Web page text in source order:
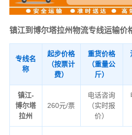
镇江到博尔塔拉州物流专线运输价
专线名
称
起步价格
（按票计
费）
重货价格
（重量公
斤）
镇江-
博尔塔
拉州
260元/票
电话咨询
（实时报
价）